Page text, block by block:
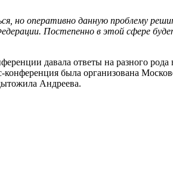
оперативно данную проблему
Постепенно в этой сфере
давала ответы на разного
была организована
Андреева.